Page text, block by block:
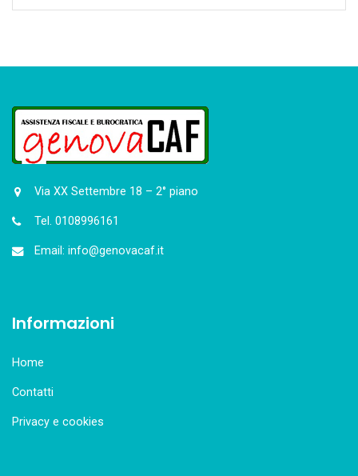
Via XX Settembre 18 – 2° piano
Tel. 0108996161
Email: info@genovacaf.it
Informazioni
Home
Contatti
Privacy e cookies